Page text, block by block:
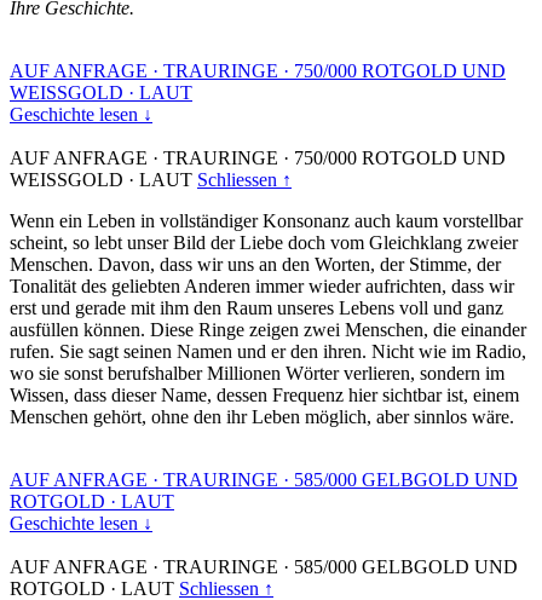
Ihre Geschichte.
AUF ANFRAGE · TRAURINGE · 750/000 ROTGOLD UND
WEISSGOLD · LAUT
Geschichte lesen ↓
AUF ANFRAGE · TRAURINGE · 750/000 ROTGOLD UND
WEISSGOLD · LAUT Schliessen ↑
Wenn ein Leben in vollständiger Konsonanz auch kaum vorstellbar
scheint, so lebt unser Bild der Liebe doch vom Gleichklang zweier
Menschen. Davon, dass wir uns an den Worten, der Stimme, der
Tonalität des geliebten Anderen immer wieder aufrichten, dass wir
erst und gerade mit ihm den Raum unseres Lebens voll und ganz
ausfüllen können. Diese Ringe zeigen zwei Menschen, die einander
rufen. Sie sagt seinen Namen und er den ihren. Nicht wie im Radio,
wo sie sonst berufshalber Millionen Wörter verlieren, sondern im
Wissen, dass dieser Name, dessen Frequenz hier sichtbar ist, einem
Menschen gehört, ohne den ihr Leben möglich, aber sinnlos wäre.
AUF ANFRAGE · TRAURINGE · 585/000 GELBGOLD UND
ROTGOLD · LAUT
Geschichte lesen ↓
AUF ANFRAGE · TRAURINGE · 585/000 GELBGOLD UND
ROTGOLD · LAUT Schliessen ↑